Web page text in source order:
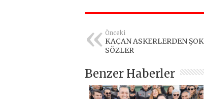
Önceki
KAÇAN ASKERLERDEN ŞOK
SÖZLER
Benzer Haberler